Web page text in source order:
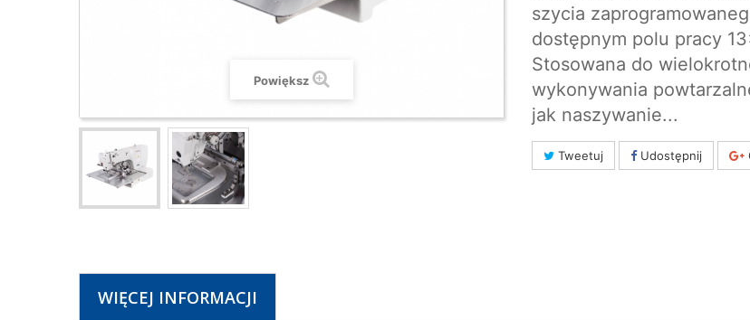
Powiększ
szycia
dostępnym polu pracy
Stosowana do
wykonywania
jak naszywanie...
Tweetuj Udostępnij
WIĘCEJ INFORMACJI